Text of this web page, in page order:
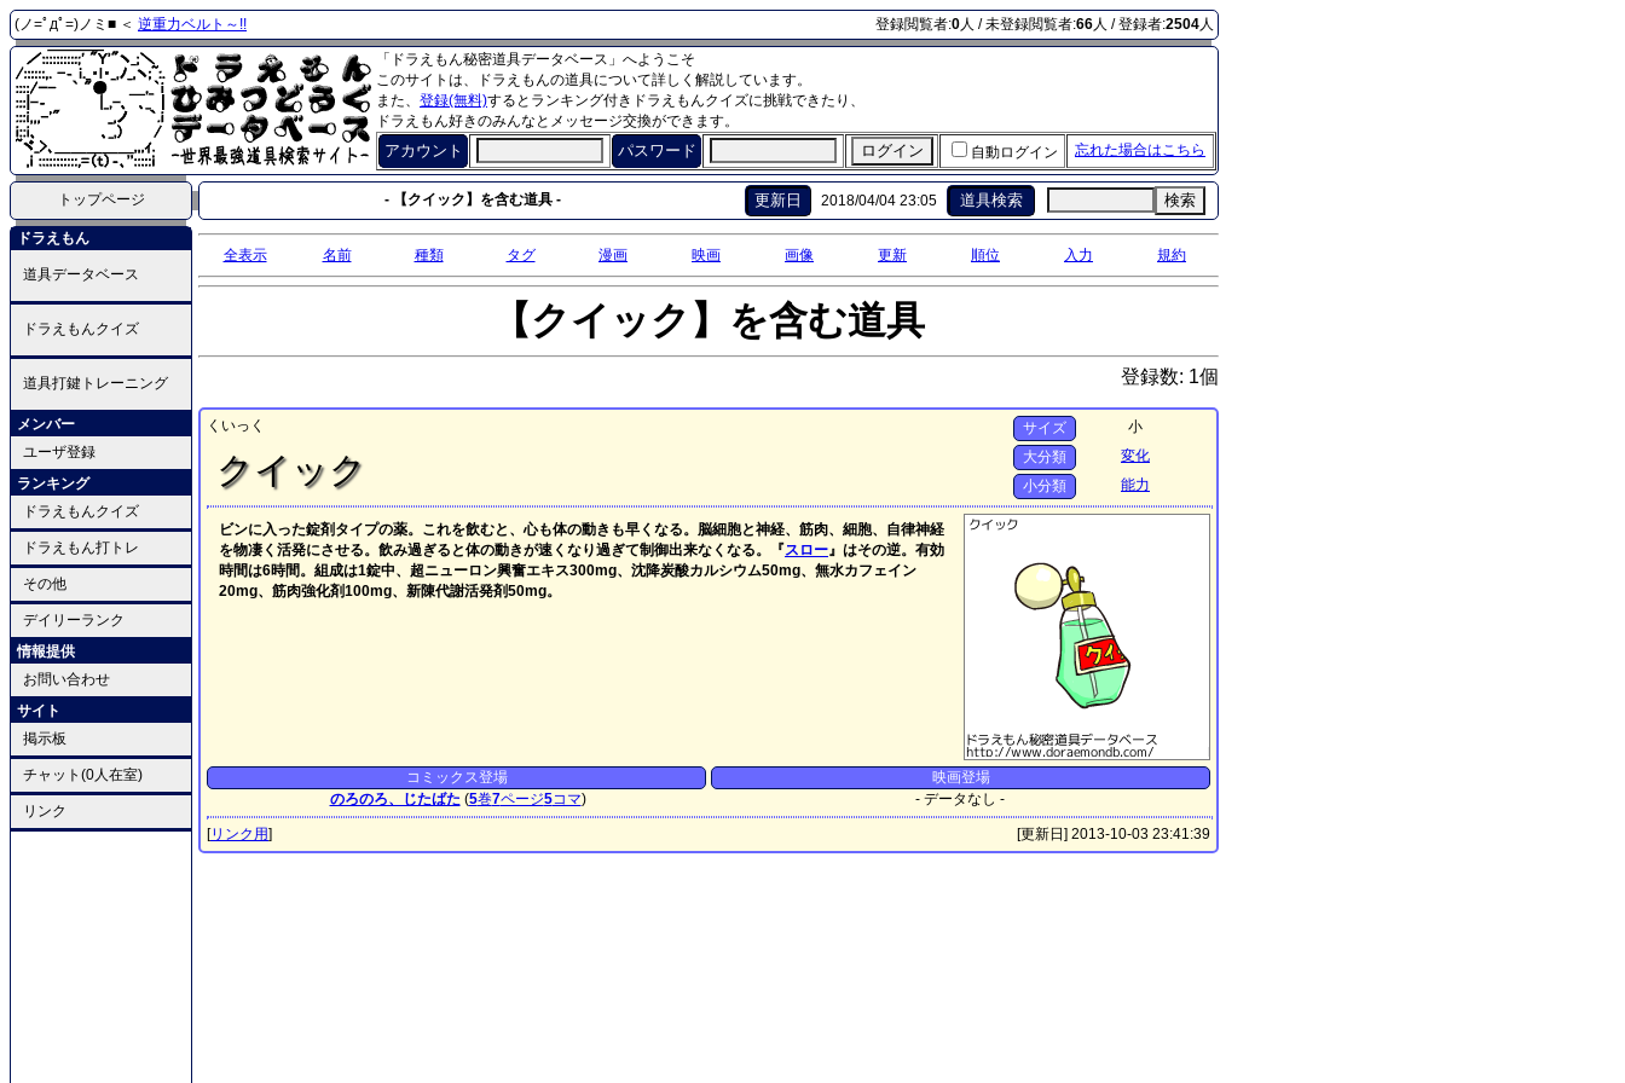
(ノ=ﾟдﾟ=)ノミ■ ＜ 逆重力ベルト～!! 登録閲覧者:0人 / 未登録閲覧者:66人 / 登録者:2504人
「ドラえもん秘密道具データベース」へようこそ
このサイトは、ドラえもんの道具について詳しく解説しています。
また、 登録(無料)するとランキング付きドラえもんクイズに挑戦できたり、
ドラえもん好きのみんなとメッセージ交換ができます。
アカウント パスワード 自動ログイン 忘れた場合はこちら
トップページ - 【クイック】を含む道具 - 更新日 2018/04/04 23:05 道具検索 検索
ドラえもん
道具データベース
ドラえもんクイズ
道具打鍵トレーニング
メンバー
ユーザ登録
ランキング
ドラえもんクイズ
ドラえもん打トレ
その他
デイリーランク
情報提供
お問い合わせ
サイト
掲示板
チャット(0人在室)
リンク
全表示 名前 種類 タグ 漫画 映画 画像 更新 順位 入力 規約
【クイック】を含む道具
登録数: 1個
くいっく
クイック
サイズ
小
大分類
変化
小分類
能力
ビンに入った錠剤タイプの薬。これを飲むと、心も体の動きも早くなる。脳細胞と神経、筋肉、細胞、自律神経
を物凄く活発にさせる。飲み過ぎると体の動きが速くなり過ぎて制御出来なくなる。『スロー』はその逆。有効
時間は6時間。組成は1錠中、超ニューロン興奮エキス300mg、沈降炭酸カルシウム50mg、無水カフェイン
20mg、筋肉強化剤100mg、新陳代謝活発剤50mg。
コミックス登場
のろのろ、じたばた (5巻7ページ5コマ)
映画登場
- データなし -
[リンク用] [更新日] 2013-10-03 23:41:39